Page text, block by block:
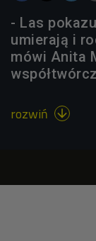
- Las
umierają i
mówi Anita
rozwiń 